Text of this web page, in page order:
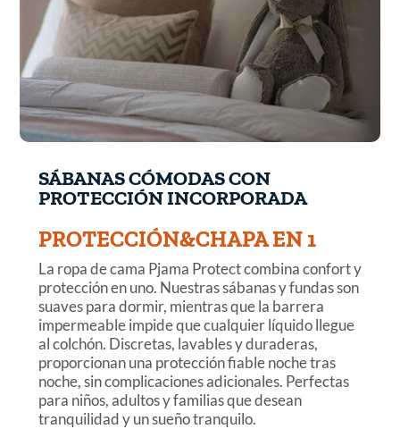
SÁBANAS CÓMODAS CON
PROTECCIÓN INCORPORADA
PROTECCIÓN&CHAPA EN 1
La ropa de cama Pjama Protect combina confort y
protección en uno. Nuestras sábanas y fundas son
suaves para dormir, mientras que la barrera
impermeable impide que cualquier líquido llegue
al colchón. Discretas, lavables y duraderas,
proporcionan una protección fiable noche tras
noche, sin complicaciones adicionales. Perfectas
para niños, adultos y familias que desean
tranquilidad y un sueño tranquilo.